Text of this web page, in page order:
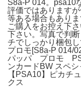
S8a-P 014。psa10
評価ではあります
等ある場合もあり
ご購入をお控え下
下さい。写真で判
チでしっかり梱包
プロモ[S8a-P 014/
パッパ プロモ
ンカードBW スペシ
【PSA10】ピカチ
クス